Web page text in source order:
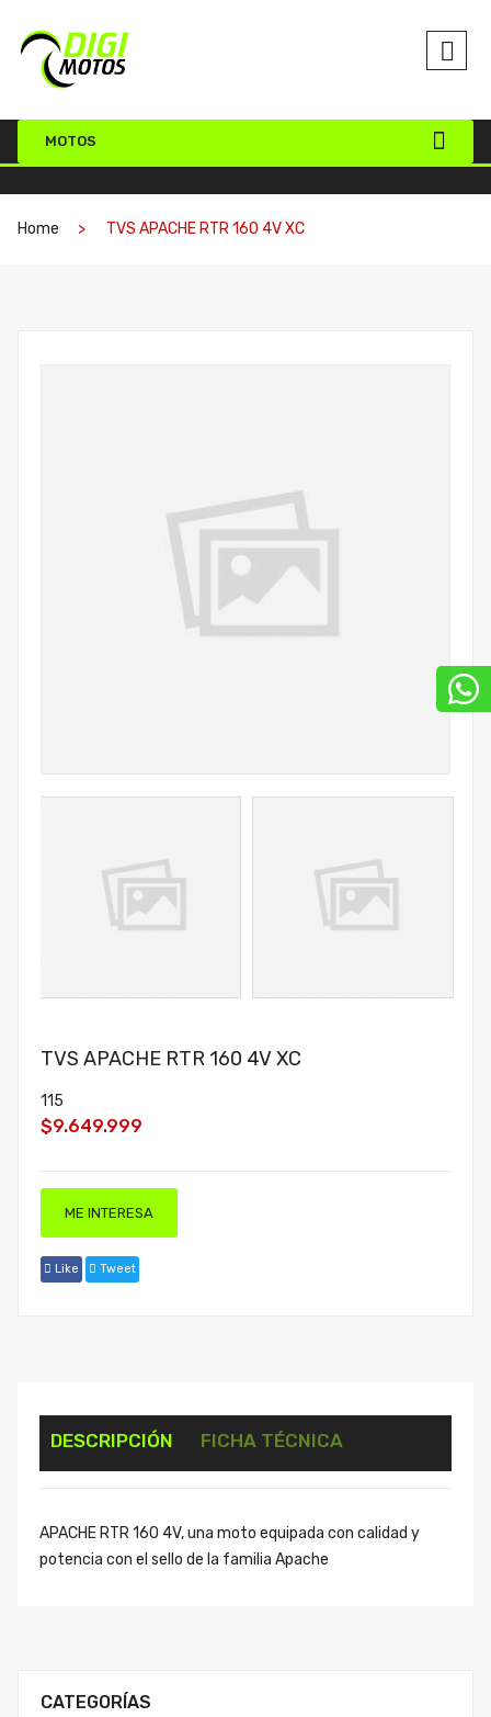
MOTOS
Home TVS APACHE RTR 160 4V XC
CATEGORÍAS
TVS APACHE RTR 160 4V XC
115
$9.649.999
ME INTERESA
Like Tweet
DESCRIPCIÓN FICHA TÉCNICA
APACHE RTR 160 4V, una moto equipada con calidad y
potencia con el sello de la familia Apache